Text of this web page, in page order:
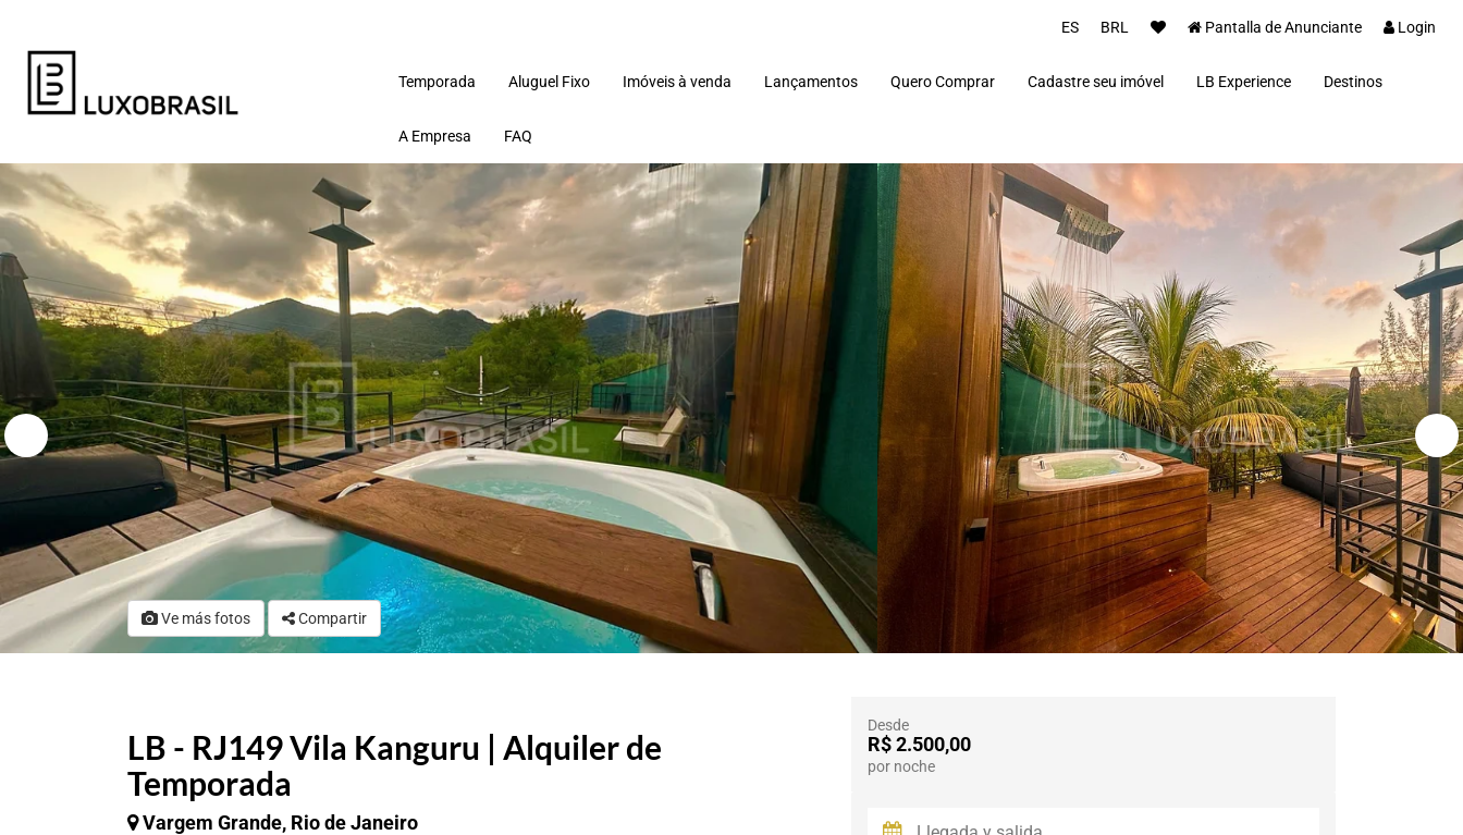
ES BRL Pantalla de Anunciante Login
Temporada Aluguel Fixo Imóveis à venda Lançamentos Quero Comprar Cadastre seu imóvel LB Experience Destinos
Armação dos
Brasília
Cabo Frio
Campos do Jordão
Capitólio
Fernando de
Florianópolis
Fortim
Guaramiranga
Icaraí de Amontada
Igrapuína
Ilhabela
Itaipava
Itatiaia
A Empresa FAQ
Ve más fotos Compartir
LB - RJ149 Vila Kanguru | Alquiler de
Temporada
Vargem Grande, Rio de Janeiro
Desde
R$ 2.500,00
por noche